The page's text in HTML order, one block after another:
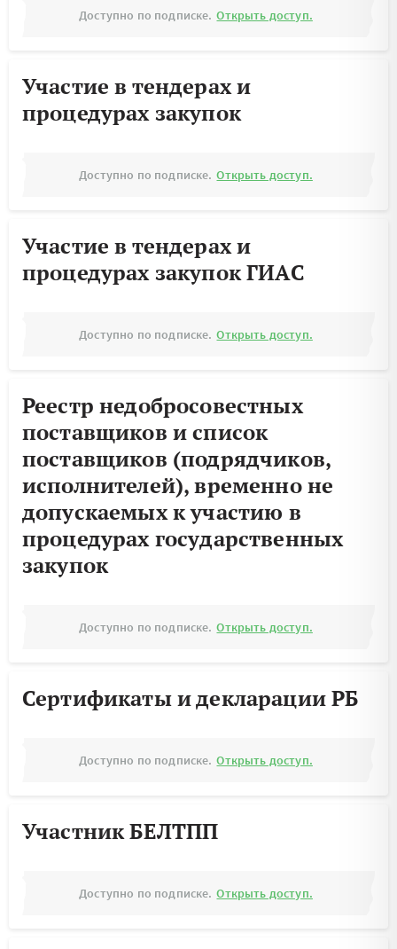
Доступно по подписке. Открыть доступ.
Участие в тендерах и
процедурах закупок
Доступно по подписке. Открыть доступ.
Участие в тендерах и
процедурах закупок ГИАС
Доступно по подписке. Открыть доступ.
Реестр недобросовестных
поставщиков и список
поставщиков (подрядчиков,
исполнителей), временно не
допускаемых к участию в
процедурах государственных
закупок
Доступно по подписке. Открыть доступ.
Сертификаты и декларации РБ
Доступно по подписке. Открыть доступ.
Участник БЕЛТПП
Доступно по подписке. Открыть доступ.